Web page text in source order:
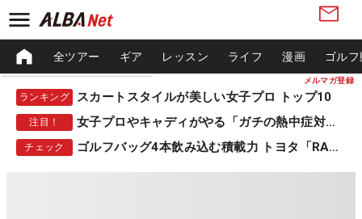
メルマガ登録
全ツアー ギア レッスン ライフ 漫画 ゴル
ランキング スカートスタイルが美しい女子プロ トップ10
注目！ 女子プロやキャディがやる「ガチの熱中症対策」
チェック ゴルフバッグ4本飲み込む積載力 トヨタ「RAV4」